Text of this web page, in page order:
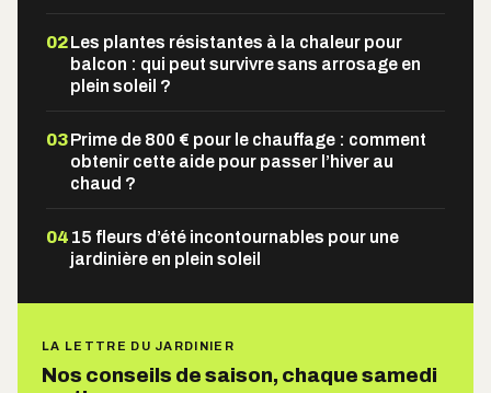
02Les plantes résistantes à la chaleur pour
balcon : qui peut survivre sans arrosage en
plein soleil ?
03Prime de 800 € pour le chauffage : comment
obtenir cette aide pour passer l’hiver au
chaud ?
04 15 fleurs d’été incontournables pour une
jardinière en plein soleil
LA LETTRE DU JARDINIER
Nos conseils de saison, chaque samedi